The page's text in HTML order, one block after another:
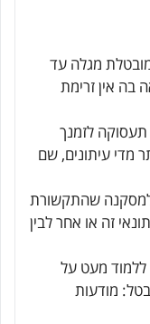
מגלה עד
בה אין זרימת
לזמנך
מדי עיתונים, שם
למסקנה שהתקשורת
זה או אחר לבין
ללמוד מעט על
מודעות